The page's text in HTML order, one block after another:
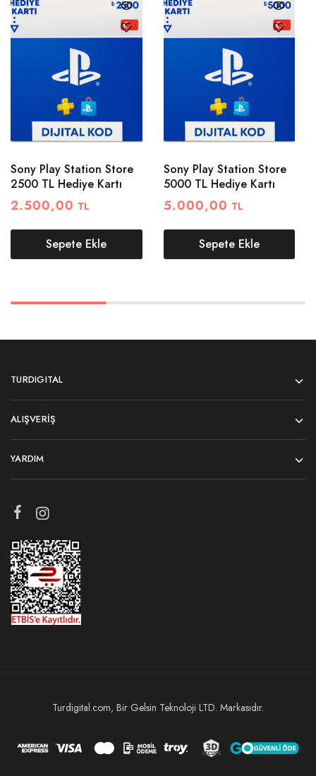
Sony Play Station Store
2500 TL Hediye Kartı
2.500,00 TL
Sepete Ekle
Sony Play Station Store
5000 TL Hediye Kartı
5.000,00 TL
Sepete Ekle
TURDIGITAL
ALIŞVERIŞ
YARDIM
Turdigital.com, Bir Gelsin Teknoloji LTD. Markasıdır.